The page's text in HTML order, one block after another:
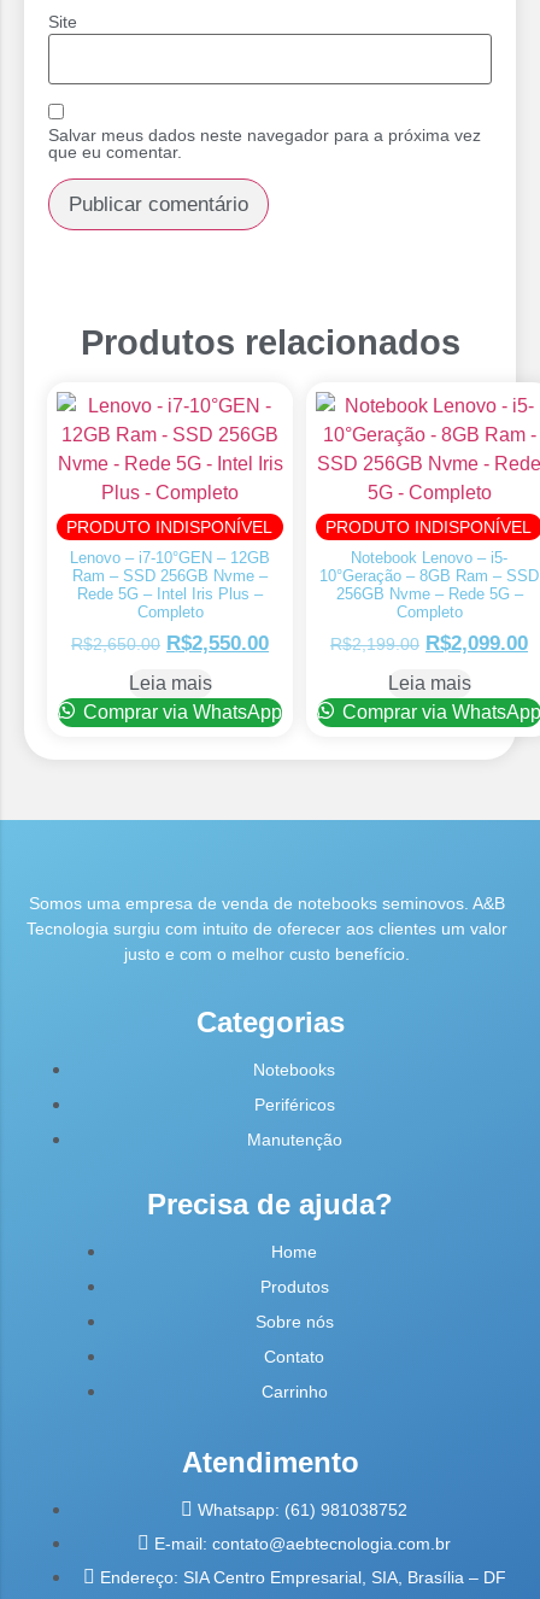
Site
Salvar meus dados neste navegador para a próxima vez
que eu comentar.
Produtos relacionados
PRODUTO INDISPONÍVEL
Lenovo – i7-10°GEN – 12GB
Ram – SSD 256GB Nvme –
Rede 5G – Intel Iris Plus –
Completo
R$2,650.00 R$2,550.00
Leia mais
Comprar via WhatsApp
PRODUTO INDISPONÍVEL
Notebook Lenovo – i5-
10°Geração – 8GB Ram – SSD
256GB Nvme – Rede 5G –
Completo
R$2,199.00 R$2,099.00
Leia mais
Comprar via WhatsApp
Somos uma empresa de venda de notebooks seminovos. A&B
Tecnologia surgiu com intuito de oferecer aos clientes um valor
justo e com o melhor custo benefício.
Categorias
Notebooks
Periféricos
Manutenção
Precisa de ajuda?
Home
Produtos
Sobre nós
Contato
Carrinho
Atendimento
Whatsapp: (61) 981038752
E-mail: contato@aebtecnologia.com.br
Endereço: SIA Centro Empresarial, SIA, Brasília – DF